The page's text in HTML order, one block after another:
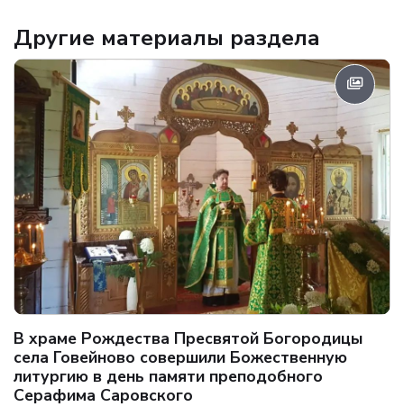
Другие материалы раздела
В храме Рождества Пресвятой Богородицы
села Говейново совершили Божественную
литургию в день памяти преподобного
Серафима Саровского